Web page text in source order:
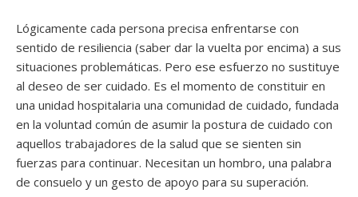
Lógicamente cada persona precisa enfrentarse con
sentido de resiliencia (saber dar la vuelta por encima) a sus
situaciones problemáticas. Pero ese esfuerzo no sustituye
al deseo de ser cuidado. Es el momento de constituir en
una unidad hospitalaria una comunidad de cuidado, fundada
en la voluntad común de asumir la postura de cuidado con
aquellos trabajadores de la salud que se sienten sin
fuerzas para continuar. Necesitan un hombro, una palabra
de consuelo y un gesto de apoyo para su superación.